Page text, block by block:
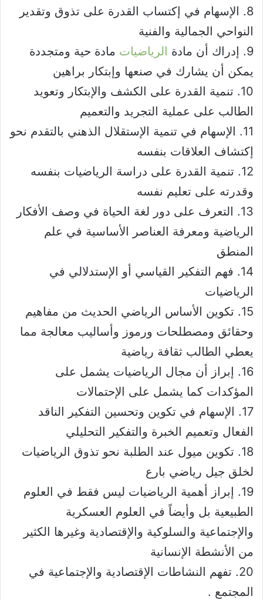
8. الإسهام في إكتساب القدرة على تذوق وتقدير
النواحي الجمالية والفنية
9. إدراك أن مادة
الرياضيات مادة حية ومتجددة
يمكن أن يشارك في صنعها وإبتكار براهين
10. تنمية القدرة على الكشف والإبتكار وتعويد
الطالب على عملية التجريد والتعميم
11. الإسهام في تنمية الإستقلال الذهني بالتقدم نحو
إكتشاف العلاقات بنفسه
12. تنمية القدرة على دراسة الرياضيات بنفسه
وقدرته على تعليم نفسه
13. التعرف على دور لغة الحياة في وصف الأفكار
الرياضية ومعرفة العناصر الأساسية في علم
المنطق
14. فهم التفكير القياسي أو الإستدلالي في
الرياضيات
15. تكوين الأساس الرياضي الحديث من مفاهيم
وحقائق ومصطلحات ورموز وأساليب معالجة مما
يعطي الطالب ثقافة رياضية
16. إبراز أن مجال الرياضيات يشمل على
المؤكدات كما يشمل على الإحتمالات
17. الإسهام في تكوين وتحسين التفكير الناقد
الفعال وتعميم الخبرة والتفكير التحليلي
18. تكوين ميول عند الطلبة نحو تذوق الرياضيات
لخلق جيل رياضي بارع
19. إبراز أهمية الرياضيات ليس فقط في العلوم
الطبيعية بل وأيضاً في العلوم العسكرية
والإجتماعية والسلوكية والإقتصادية وغيرها الكثير
من الأنشطة الإنسانية
20. تفهم النشاطات الإقتصادية والإجتماعية في
المجتمع .